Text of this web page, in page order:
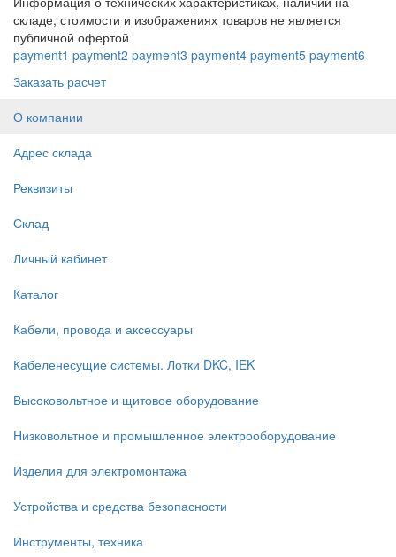
складе, стоимости и изображениях товаров не является
публичной офертой
payment1 payment2 payment3 payment4 payment5 payment6
Заказать расчет
О компании
Адрес склада
Реквизиты
Склад
Личный кабинет
Каталог
Кабели, провода и аксессуары
Кабеленесущие системы. Лотки DKC, IEK
Высоковольтное и щитовое оборудование
Низковольтное и промышленное электрооборудование
Изделия для электромонтажа
Устройства и средства безопасности
Инструменты, техника